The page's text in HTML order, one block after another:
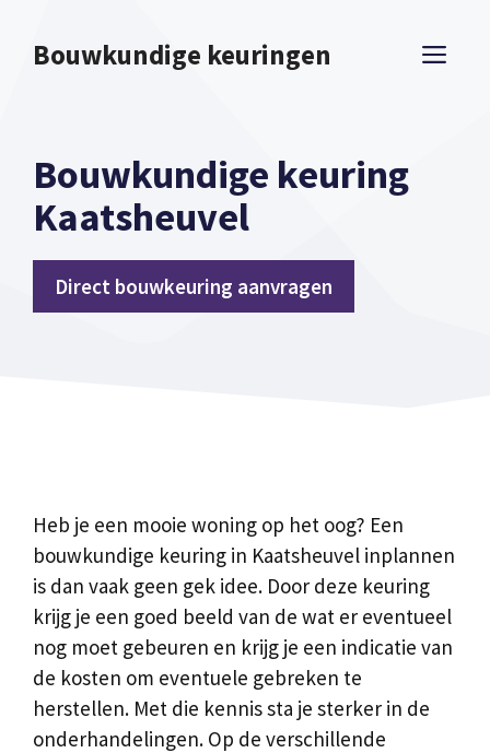
naarBouwkundige keuringen
Bouwkundige keuring
Kaatsheuvel
Direct bouwkeuring aanvragen
Heb je een mooie woning op het oog? Een
bouwkundige keuring in Kaatsheuvel inplannen
is dan vaak geen gek idee. Door deze keuring
krijg je een goed beeld van de wat er eventueel
nog moet gebeuren en krijg je een indicatie van
de kosten om eventuele gebreken te
herstellen. Met die kennis sta je sterker in de
onderhandelingen. Op de verschillende